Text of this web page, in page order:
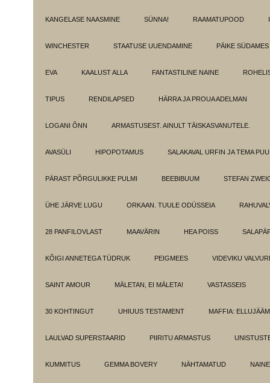
KANGELASE NAASMINE SÜNNA! RAAMATUPOOD
WINCHESTER STAATUSE UUENDAMINE PÄIKE SÜDAMES
EVA KAALUST ALLA FANTASTILINE NAINE
TIPUS RENDILAPSED HÄRRA JA PROUA ADELMAN
LOGANI ÕNN ARMASTUSEST. AINULT TÄISKASVANUTELE.
AVASÜLI HIPOPOTAMUS SALAKAVAL URFIN JA TEMA
PÄRAST PÕRGULIKKE PULMI BEEBIBUUM STEFAN
ÜHE JÄRVE LUGU ORKAAN. TUULE ODÜSSEIA
28 PANFILOVLAST MAAVÄRIN HEA POISS
KÕIGI ANNETEGA TÜDRUK PEIGMEES VIDEVIKU
SAINT AMOUR MÄLETAN, EI MÄLETA! VASTASSEIS
30 KOHTINGUT UHIUUS TESTAMENT MAFFIA:
LAULVAD SUPERSTAARID PIIRITU ARMASTUS
KUMMITUS GEMMA BOVERY NÄHTAMATUD